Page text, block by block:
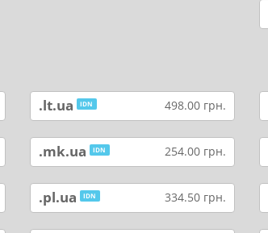
.lt.ua IDN 498.00 грн.
.mk.ua IDN 254.00 грн.
.pl.ua IDN 334.50 грн.